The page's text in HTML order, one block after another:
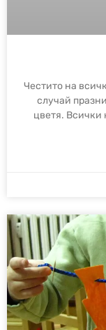
Честито на
случай
цветя. Всички